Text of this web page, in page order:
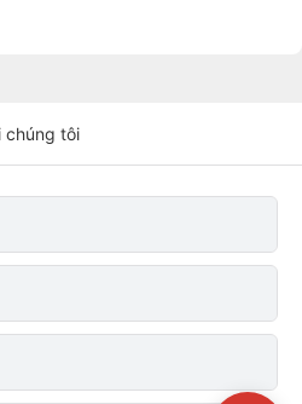
chúng tôi